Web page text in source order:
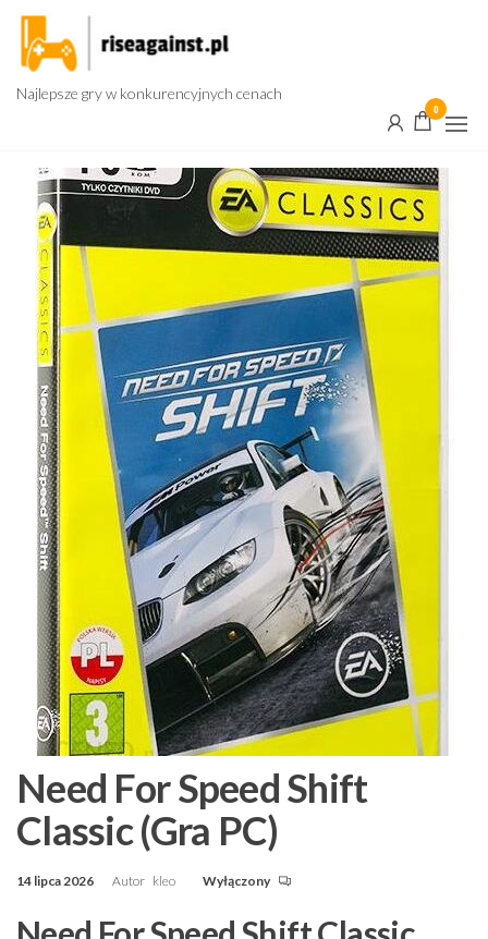
Przejdź
treści
Najlepsze gry w konkurencyjnych cenach
0
Need For Speed Shift
Classic (Gra PC)
14 lipca 2026 Autor kleo Wyłączony